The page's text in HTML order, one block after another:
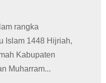
rangka
Islam 1448 Hijriah,
Kabupaten
Muharram...